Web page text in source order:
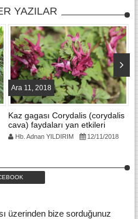
YAZILAR
Ara 11, 2018
Kaz gagası Corydalis (corydalis
cava) faydaları yan etkileri
kullanım şekli
Hb. Adnan YILDIRIM 12/11/2018
üzerinden bize sorduğunuz